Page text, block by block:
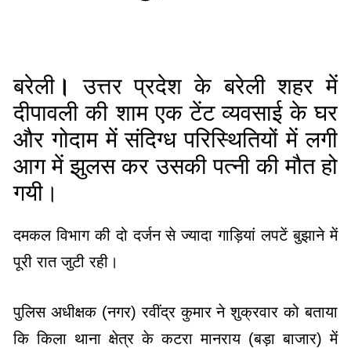
बरेली ।
उत्तर प्रदेश के बरेली शहर में
दीपावली की शाम एक टेंट व्यवसाई के घर
और गोदाम में संदिग्ध परिस्थितियों में लगी
आग में झुलस कर उसकी पत्नी की मौत हो
गयी।
दमकल विभाग की दो दर्जन से ज्यादा गाड़ियां लपटें बुझाने में
पूरी रात जुटी रही।
पुलिस अधीक्षक (नगर) रवींद्र कुमार ने शुक्रवार को बताया
कि किला थाना क्षेत्र के कटरा मानराय (बड़ा बाजार) में